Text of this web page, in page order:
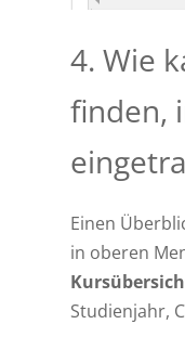
4. Wie
finden,
Einen
in oberen
Studienjahr,